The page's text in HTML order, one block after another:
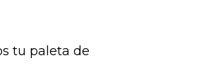
tu paleta de